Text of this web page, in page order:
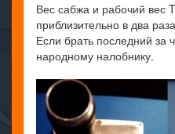
Вес сабжа и рабочий
приблизительно в два
Если брать последний за
народному налобнику.